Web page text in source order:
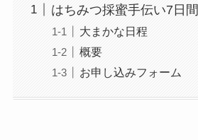
はちみつ採蜜手伝い7日間
大まかな日程
概要
お申し込みフォーム